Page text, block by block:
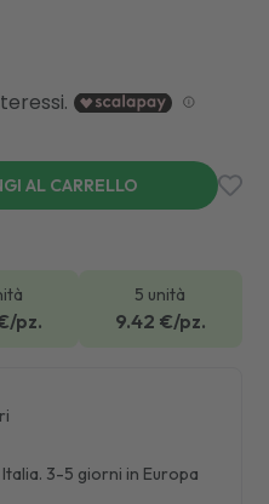
AL CARRELLO
pz.
5 unità
9.42 €/pz.
3-5 giorni in Europa